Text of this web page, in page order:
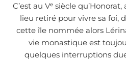
C’est au Vᵉ siècle
lieu retiré pour vivre sa foi,
cette île nommée alors
vie monastique est
quelques interruptions